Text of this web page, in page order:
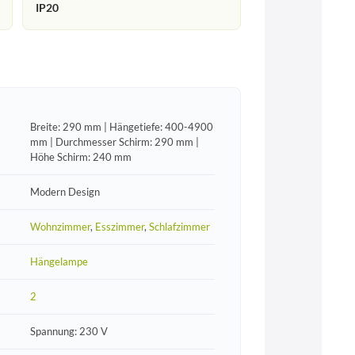
IP20
Breite: 290 mm | Hängetiefe: 400-4900
mm | Durchmesser Schirm: 290 mm |
Höhe Schirm: 240 mm
Modern Design
Wohnzimmer, Esszimmer,Schlafzimmer
Hängelampe
2
Spannung: 230 V